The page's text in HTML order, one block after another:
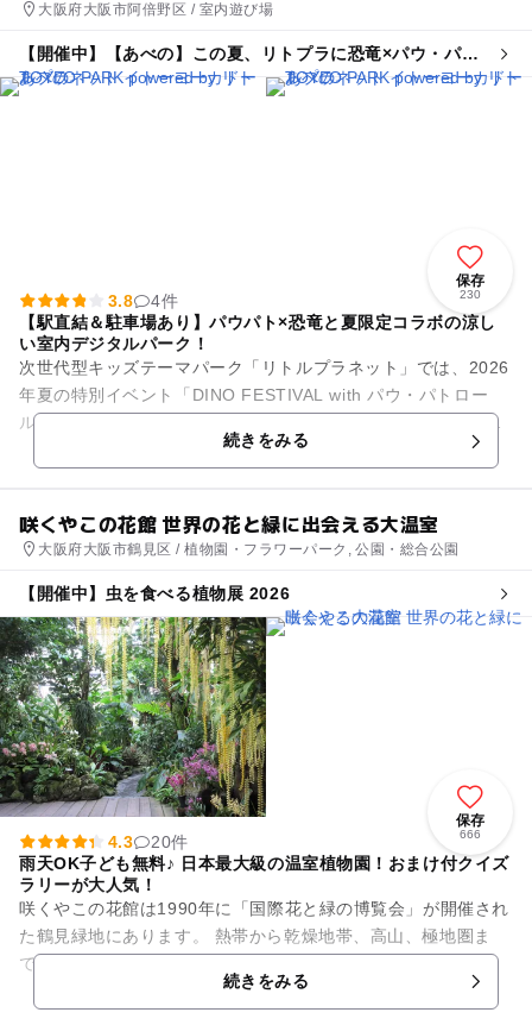
大阪府大阪市阿倍野区 / 室内遊び場
【開催中】【あべの】この夏、リトプラに恐竜×パウ・パト
ロールがやってくる!
保存
230
3.8
4件
【駅直結＆駐車場あり】パウパト×恐竜と夏限定コラボの涼し
い室内デジタルパーク！
次世代型キッズテーマパーク「リトルプラネット」では、2026
年夏の特別イベント「DINO FESTIVAL with パウ・パトロー
ル」を開催中！映画公開を記念した、今しか楽しめない大迫力
続きをみる
咲くやこの花館 世界の花と緑に出会える大温室
大阪府大阪市鶴見区 / 植物園・フラワーパーク, 公園・総合公園
【開催中】虫を食べる植物展 2026
保存
666
4.3
20件
雨天OK子ども無料♪ 日本最大級の温室植物園！おまけ付クイズ
ラリーが大人気！
咲くやこの花館は1990年に「国際花と緑の博覧会」が開催され
た鶴見緑地にあります。 熱帯から乾燥地帯、高山、極地圏ま
で、地球上のさまざまな気候帯に育成する植物約5,500種、約1
続きをみる